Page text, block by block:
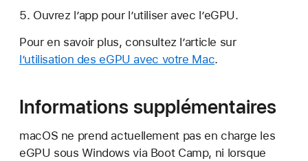
Ouvrez l’app pour l’utiliser avec l’eGPU.
Pour en savoir plus, consultez l’article sur
l’utilisation des eGPU avec votre Mac.
Informations supplémentaires
macOS ne prend actuellement pas en charge les
eGPU sous Windows via Boot Camp, ni lorsque